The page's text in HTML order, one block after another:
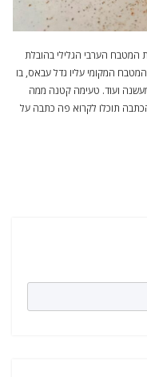
הערבי הגלילי בהובלת
המקומי עליו גדל עבאס, בו
מעשנה ועוד. טעימה קטנה ממה
תוכלו לקרוא פה כתבה על